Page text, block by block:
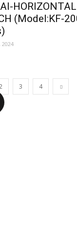
(Model:KF-
2024
3 4